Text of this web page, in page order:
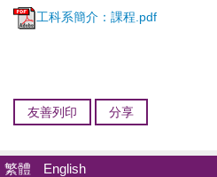
工科系簡介：課程.pdf
友善列印 分享
繁體 English